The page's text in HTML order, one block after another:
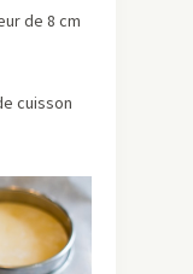
de 8 cm
cuisson